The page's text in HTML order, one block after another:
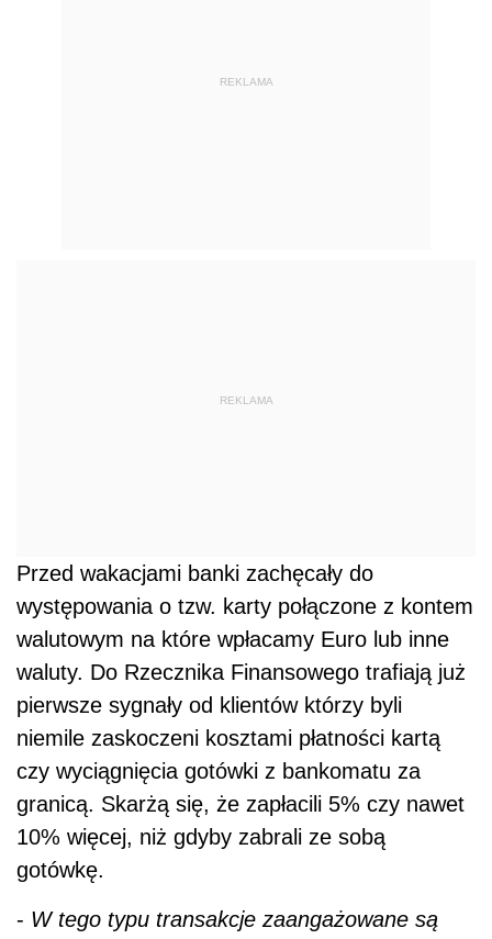
REKLAMA
REKLAMA
Przed wakacjami banki zachęcały do
występowania o tzw. karty połączone z kontem
walutowym na które wpłacamy Euro lub inne
waluty. Do Rzecznika Finansowego trafiają już
pierwsze sygnały od klientów którzy byli
niemile zaskoczeni kosztami płatności kartą
czy wyciągnięcia gotówki z bankomatu za
granicą. Skarżą się, że zapłacili 5% czy nawet
10% więcej, niż gdyby zabrali ze sobą
gotówkę.
- W tego typu transakcje zaangażowane są